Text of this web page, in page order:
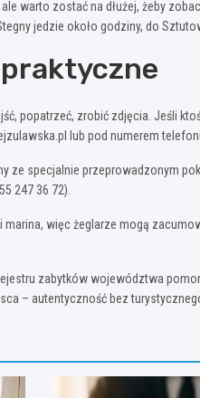
warto zostać na dłużej, żeby
jedzie około godziny, do
popatrzeć, zrobić zdjęcia. Jeśli
lub pod numerem
ze specjalnie przeprowadzonym
247 36 72).
więc żeglarze mogą
zabytków województwa
– autentyczność bez